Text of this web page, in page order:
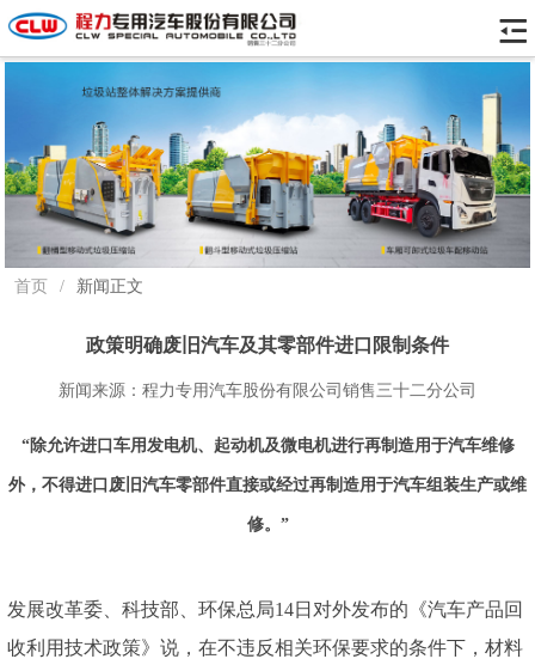
首页 / 新闻正文
政策明确废旧汽车及其零部件进口限制条件
新闻来源：程力专用汽车股份有限公司销售三十二分公司
“除允许进口车用发电机、起动机及微电机进行再制造用于汽车维修
外，不得进口废旧汽车零部件直接或经过再制造用于汽车组装生产或维
修。”
发展改革委、科技部、环保总局14日对外发布的《汽车产品回
收利用技术政策》说，在不违反相关环保要求的条件下，材料